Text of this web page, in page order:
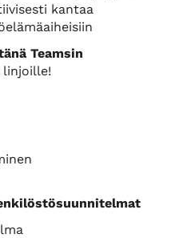
kantaa
Teamsin
linjoille!